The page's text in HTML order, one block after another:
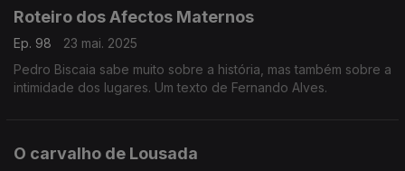
Roteiro dos Afectos Maternos
Ep. 98
23 mai. 2025
Pedro Biscaia sabe muito sobre a história, mas também sobre a
intimidade dos lugares. Um texto de Fernando Alves.
O carvalho de Lousada